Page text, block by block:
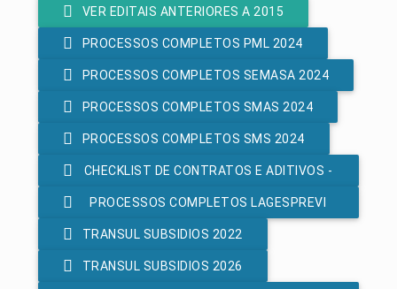
VER EDITAIS ANTERIORES A 2015
PROCESSOS COMPLETOS PML 2024
PROCESSOS COMPLETOS SEMASA 2024
PROCESSOS COMPLETOS SMAS 2024
PROCESSOS COMPLETOS SMS 2024
CHECKLIST DE CONTRATOS E ADITIVOS -
LEI 8.666/93
PROCESSOS COMPLETOS LAGESPREVI
2024
TRANSUL SUBSIDIOS 2022
TRANSUL SUBSIDIOS 2026